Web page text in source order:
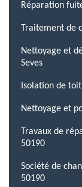
Réparation
Traitement de
Nettoyage et
Seves
Isolation de
Nettoyage et
Travaux de
50190
Société de
50190